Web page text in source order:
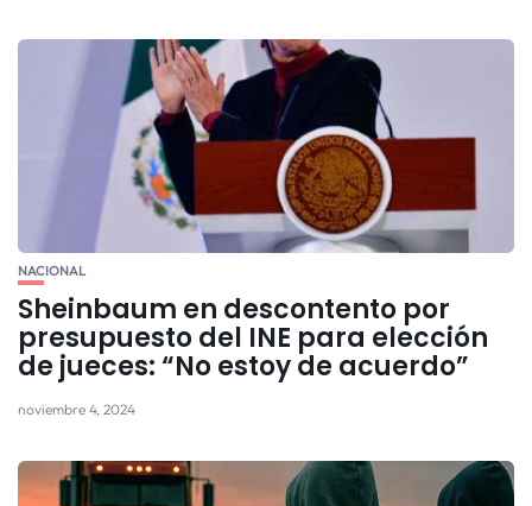
NACIONAL
Sheinbaum en descontento por
presupuesto del INE para elección
de jueces: “No estoy de acuerdo”
noviembre 4, 2024